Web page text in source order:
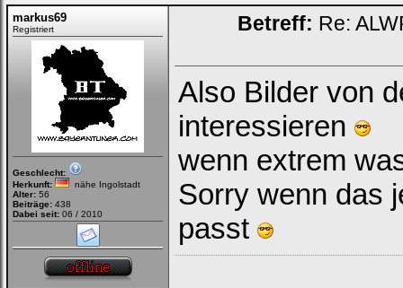
markus69
Registriert
Geschlecht:
Herkunft:
nähe Ingolstadt
Alter: 56
Beiträge: 438
Dabei seit: 06 / 2010
Betreff: Re:
Also Bilder von
interessieren
wenn extrem
Sorry wenn das
passt